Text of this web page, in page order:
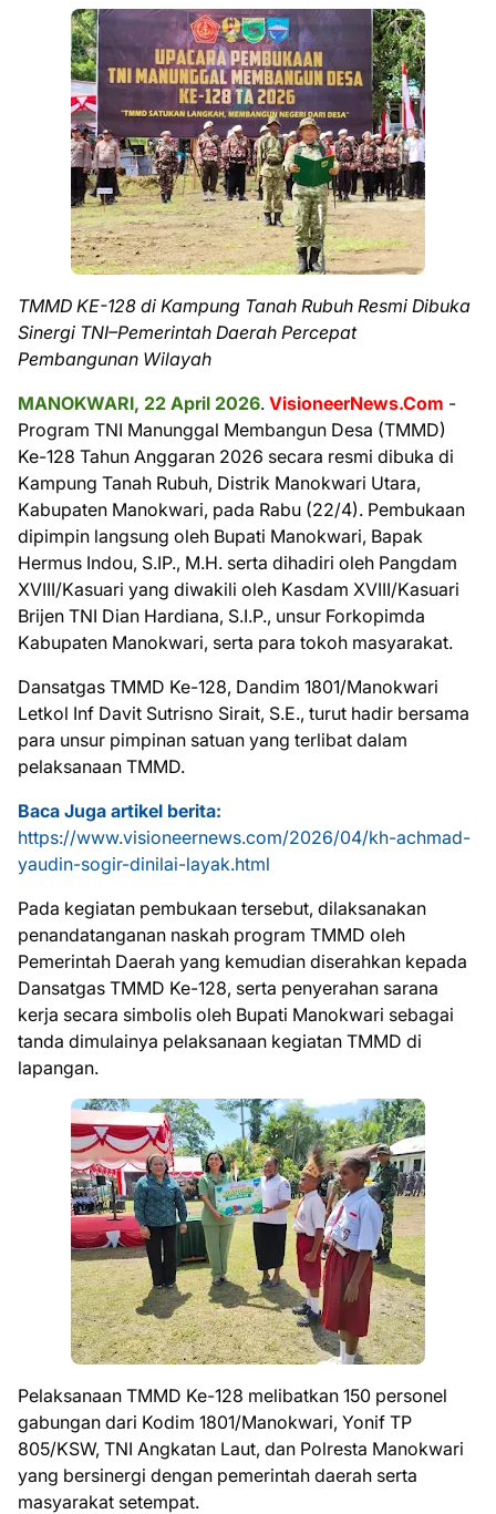
TMMD KE-128 di Kampung Tanah Rubuh Resmi Dibuka
Sinergi TNI–Pemerintah Daerah Percepat
Pembangunan Wilayah
MANOKWARI, 22 April 2026. VisioneerNews.Com -
Program TNI Manunggal Membangun Desa (TMMD)
Ke-128 Tahun Anggaran 2026 secara resmi dibuka di
Kampung Tanah Rubuh, Distrik Manokwari Utara,
Kabupaten Manokwari, pada Rabu (22/4). Pembukaan
dipimpin langsung oleh Bupati Manokwari, Bapak
Hermus Indou, S.IP., M.H. serta dihadiri oleh Pangdam
XVIII/Kasuari yang diwakili oleh Kasdam XVIII/Kasuari
Brijen TNI Dian Hardiana, S.I.P., unsur Forkopimda
Kabupaten Manokwari, serta para tokoh masyarakat.
Dansatgas TMMD Ke-128, Dandim 1801/Manokwari
Letkol Inf Davit Sutrisno Sirait, S.E., turut hadir bersama
para unsur pimpinan satuan yang terlibat dalam
pelaksanaan TMMD.
Baca Juga artikel berita:
https://www.visioneernews.com/2026/04/kh-achmad-
yaudin-sogir-dinilai-layak.html
Pada kegiatan pembukaan tersebut, dilaksanakan
penandatanganan naskah program TMMD oleh
Pemerintah Daerah yang kemudian diserahkan kepada
Dansatgas TMMD Ke-128, serta penyerahan sarana
kerja secara simbolis oleh Bupati Manokwari sebagai
tanda dimulainya pelaksanaan kegiatan TMMD di
lapangan.
Pelaksanaan TMMD Ke-128 melibatkan 150 personel
gabungan dari Kodim 1801/Manokwari, Yonif TP
805/KSW, TNI Angkatan Laut, dan Polresta Manokwari
yang bersinergi dengan pemerintah daerah serta
masyarakat setempat.